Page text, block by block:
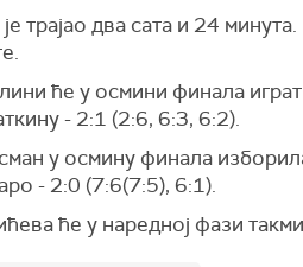
трајао два сата и 24
ће у осмини финала
- 2:1 (2:6, 6:3, 6:2).
у осмину финала
- 2:0 (7:6(7:5), 6:1).
ће у наредној фази